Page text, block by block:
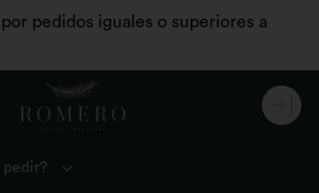
pedidos iguales o superiores a
Login
pedir?